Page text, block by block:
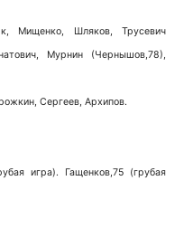
Мищенко, Шляков, Трусевич
Мурнин (Чернышов,78),
Сергеев, Архипов.
игра). Гащенков,75 (грубая